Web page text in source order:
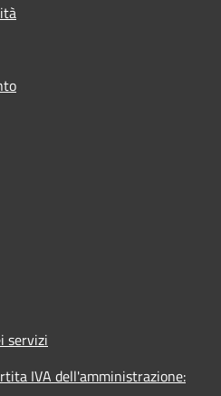
servizi
IVA dell'amministrazione: